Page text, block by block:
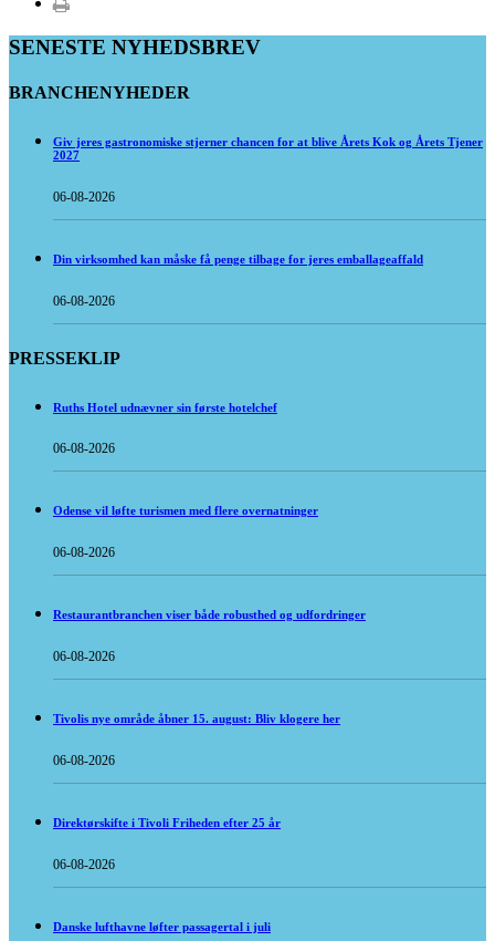
SENESTE NYHEDSBREV
BRANCHENYHEDER
Giv jeres gastronomiske stjerner chancen for at blive Årets Kok og Årets Tjener
2027
06-08-2026
Din virksomhed kan måske få penge tilbage for jeres emballageaffald
06-08-2026
PRESSEKLIP
Ruths Hotel udnævner sin første hotelchef
06-08-2026
Odense vil løfte turismen med flere overnatninger
06-08-2026
Restaurantbranchen viser både robusthed og udfordringer
06-08-2026
Tivolis nye område åbner 15. august: Bliv klogere her
06-08-2026
Direktørskifte i Tivoli Friheden efter 25 år
06-08-2026
Danske lufthavne løfter passagertal i juli